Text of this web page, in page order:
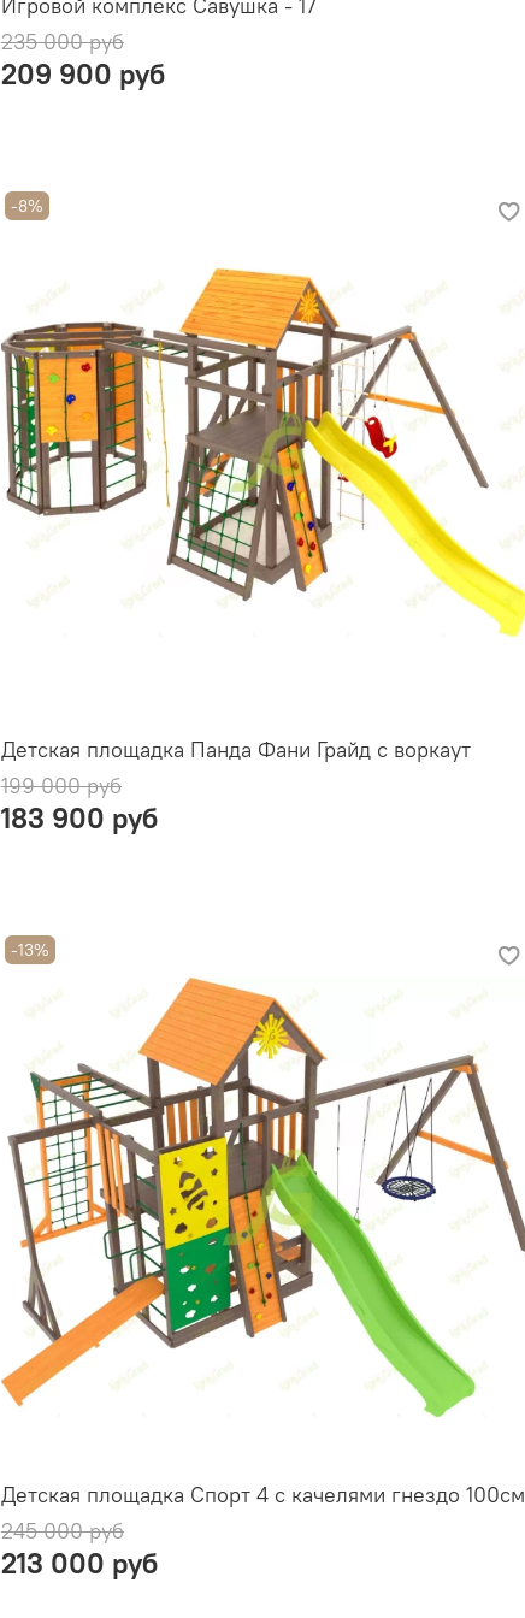
235 000 руб
209 900 руб
-8%
Детская площадка Панда Фани Грайд с воркаут
199 000 руб
183 900 руб
-13%
Детская площадка Спорт 4 с качелями гнездо 100см
245 000 руб
213 000 руб